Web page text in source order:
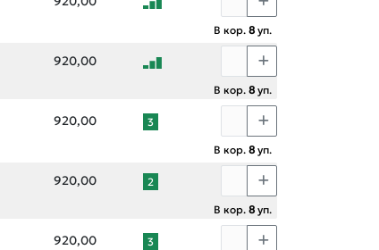
В кор. 8 уп.
920,00
В кор. 8 уп.
920,00 3
В кор. 8 уп.
920,00 2
В кор. 8 уп.
920,00 3